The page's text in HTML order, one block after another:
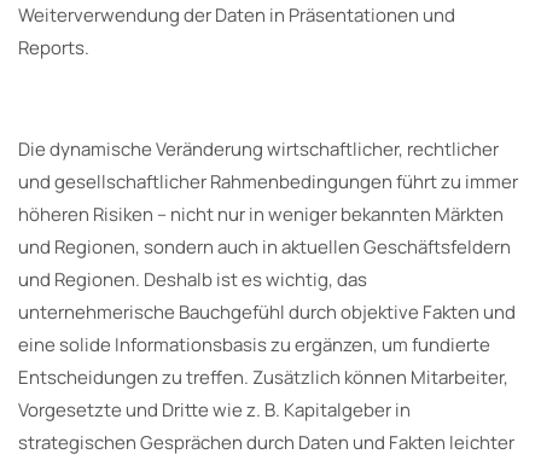
Weiterverwendung der Daten in Präsentationen und
Reports.
Die dynamische Veränderung wirtschaftlicher, rechtlicher
und gesellschaftlicher Rahmenbedingungen führt zu immer
höheren Risiken – nicht nur in weniger bekannten Märkten
und Regionen, sondern auch in aktuellen Geschäftsfeldern
und Regionen. Deshalb ist es wichtig, das
unternehmerische Bauchgefühl durch objektive Fakten und
eine solide Informationsbasis zu ergänzen, um fundierte
Entscheidungen zu treffen. Zusätzlich können Mitarbeiter,
Vorgesetzte und Dritte wie z. B. Kapitalgeber in
strategischen Gesprächen durch Daten und Fakten leichter